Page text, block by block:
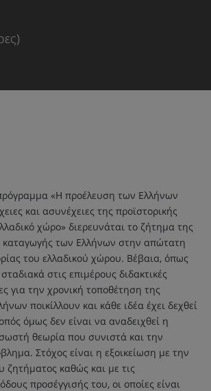
«Η προέλευση των Ελλήνων
και ασυνέχειες της προϊστορικής
χώρο» διερευνάται το ζήτημα της
καταγωγής των Ελλήνων στην απώτατη
του ελλαδικού χώρου. Βέβαια, όπως
στις επιμέρους διδακτικές
για την χρονική τοποθέτηση της
ποικίλλουν και κάθε ιδέα έχει δεχθεί
όμως δεν είναι να αναδειχθεί η
θεωρία που συνιστά και την
Στόχος είναι η εξοικείωση με την
ζητήματος καθώς και με τις
προσέγγισής του, οι οποίες είναι